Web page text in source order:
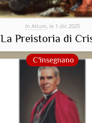
In Altum, le 1 dic 2025
La Preistoria di
C'insegnano